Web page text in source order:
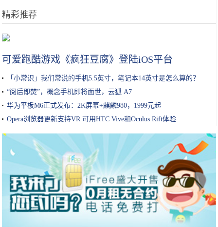
精彩推荐
可爱跑酷游戏《疯狂豆腐》登陆iOS平台
「小常识」我们常说的手机5.5英寸，笔记本14英寸是怎么算的？
“阅后即焚”，概念手机即将面世，云狐 A7
华为平板M6正式发布：2K屏幕+麒麟980，1999元起
Opera浏览器更新支持VR 可用HTC Vive和Oculus Rift体验